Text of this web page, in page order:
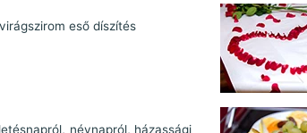
eső díszítés
névnapról, házassági